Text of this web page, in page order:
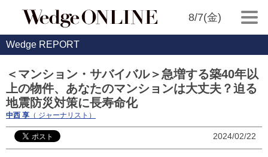
8/7(金)
Wedge REPORT
＜マンション・サバイバル＞急増する築40年以
上の物件、あなたのマンションは大丈夫？迫る
地震防災対策に長寿命化
中西 享 （ ジャーナリスト）
2024/02/22